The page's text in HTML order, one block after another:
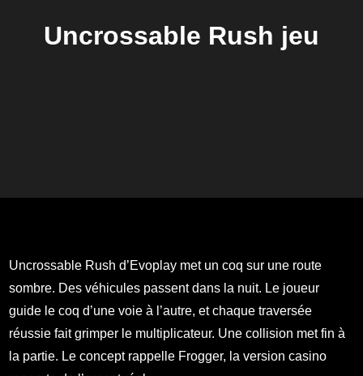
Uncrossable Rush jeu
Uncrossable Rush d’Evoplay met un coq sur une route
sombre. Des véhicules passent dans la nuit. Le joueur
guide le coq d’une voie à l’autre, et chaque traversée
réussie fait grimper le multiplicateur. Une collision met fin à
la partie. Le concept rappelle Frogger, la version casino